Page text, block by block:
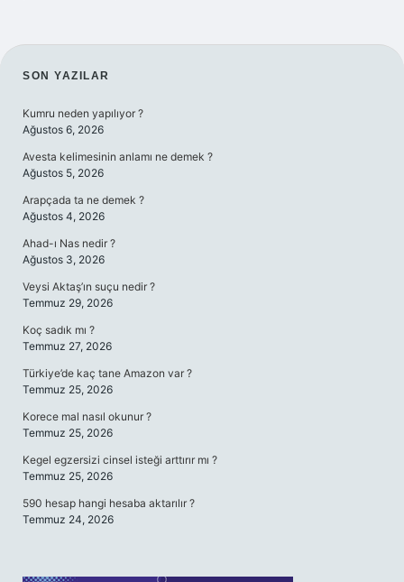
SIDEBAR
SON YAZILAR
Kumru neden yapılıyor ?
Ağustos 6, 2026
Avesta kelimesinin anlamı ne demek ?
Ağustos 5, 2026
Arapçada ta ne demek ?
Ağustos 4, 2026
Ahad-ı Nas nedir ?
Ağustos 3, 2026
Veysi Aktaş’ın suçu nedir ?
Temmuz 29, 2026
Koç sadık mı ?
Temmuz 27, 2026
Türkiye’de kaç tane Amazon var ?
Temmuz 25, 2026
Korece mal nasıl okunur ?
Temmuz 25, 2026
Kegel egzersizi cinsel isteği arttırır mı ?
Temmuz 25, 2026
590 hesap hangi hesaba aktarılır ?
Temmuz 24, 2026